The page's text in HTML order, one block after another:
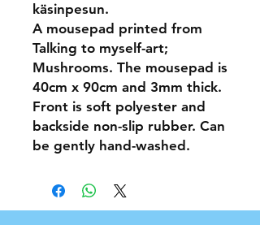
käsinpesun.
A mousepad printed from
Talking to myself-art;
Mushrooms. The mousepad is
40cm x 90cm and 3mm thick.
Front is soft polyester and
backside non-slip rubber. Can
be gently hand-washed.